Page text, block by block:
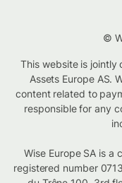
©
This website is jointly
Assets Europe AS.
content related to
responsible for any
Wise Europe SA is a
registered number